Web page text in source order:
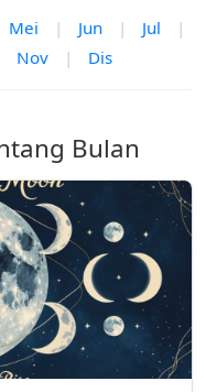
Mei | Jun | Jul
|
Nov | Dis
Bulan